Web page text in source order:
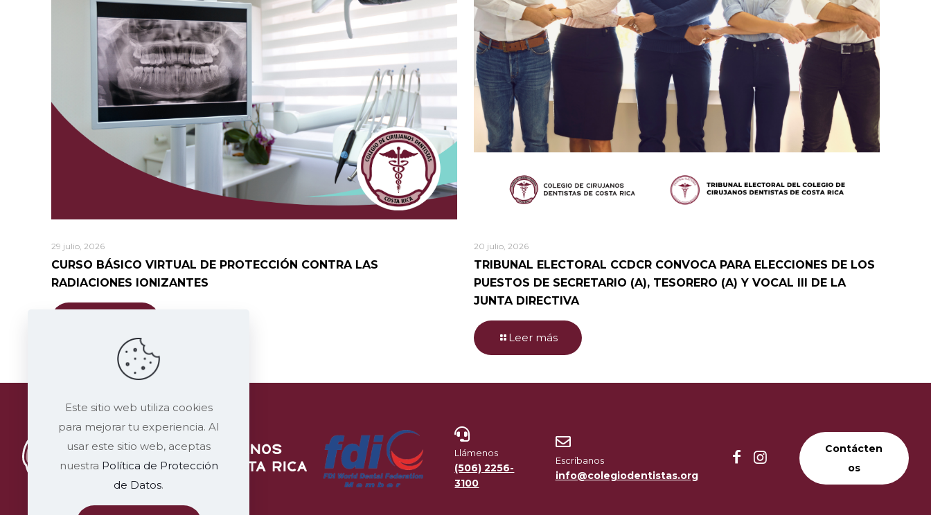
29 julio, 2026
CURSO BÁSICO VIRTUAL DE PROTECCIÓN CONTRA LAS
RADIACIONES IONIZANTES
20 julio, 2026
TRIBUNAL ELECTORAL CCDCR CONVOCA PARA ELECCIONES DE LOS
PUESTOS DE SECRETARIO (A), TESORERO (A) Y VOCAL III DE LA
JUNTA DIRECTIVA
Leer más
Llámenos
(506) 2256-
3100
Escríbanos
info@colegiodentistas.org
Contácten
os
Este sitio web utiliza cookies
para mejorar tu experiencia. Al
usar este sitio web, aceptas
nuestra Política de Protección
de Datos.